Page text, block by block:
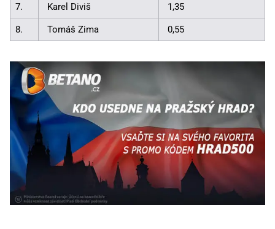
7. Karel Diviš 1,35
8. Tomáš Zima 0,55